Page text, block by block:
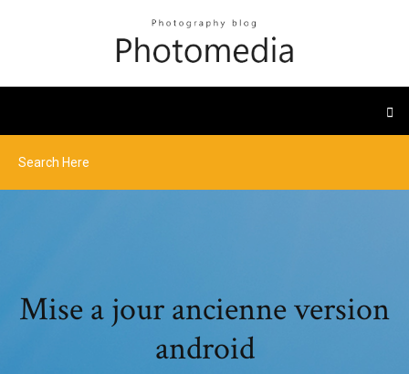
Mise a jour ancienne version
android